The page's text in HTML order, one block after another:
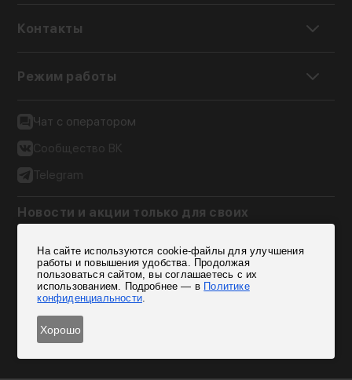
Контакты
Режим работы
Чат с оператором
Сообщество ВК
Telegram
Новости и акции только для своих
Подписаться
Согласен на обработку персональных данных
На сайте используются cookie-файлы для улучшения
работы и повышения удобства. Продолжая
пользоваться сайтом, вы соглашаетесь с их
использованием. Подробнее — в Политике
конфиденциальности.
Хорошо